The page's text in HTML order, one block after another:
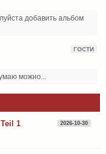
добавить альбом
ГОСТИ
можно...
1 2026-10-30